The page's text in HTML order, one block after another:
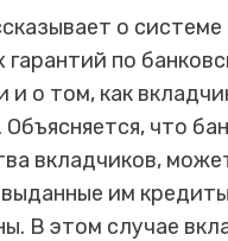
о системе
гарантий по
и о том, как
что
вкладчиков,
им
В этом случае